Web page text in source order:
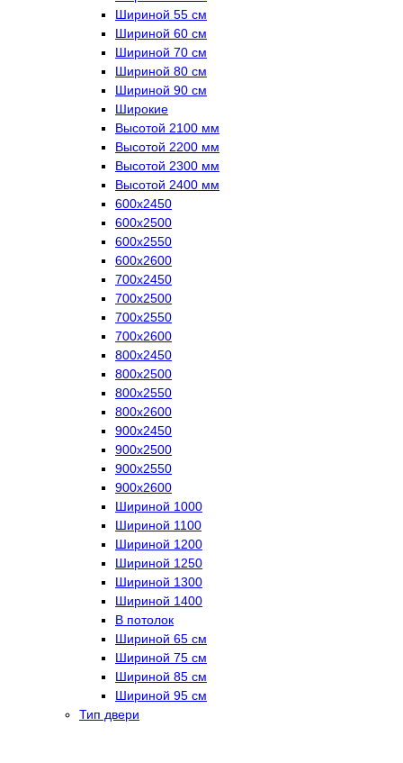
Шириной 55 см
Шириной 60 см
Шириной 70 см
Шириной 80 см
Шириной 90 см
Широкие
Высотой 2100 мм
Высотой 2200 мм
Высотой 2300 мм
Высотой 2400 мм
600х2450
600х2500
600х2550
600х2600
700х2450
700х2500
700х2550
700х2600
800х2450
800х2500
800х2550
800х2600
900х2450
900х2500
900х2550
900х2600
Шириной 1000
Шириной 1100
Шириной 1200
Шириной 1250
Шириной 1300
Шириной 1400
В потолок
Шириной 65 см
Шириной 75 см
Шириной 85 см
Шириной 95 см
Тип двери